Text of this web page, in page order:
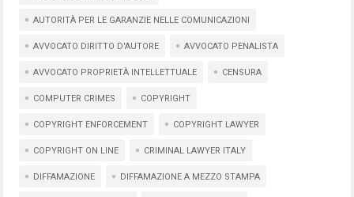
AUTORITÀ PER LE GARANZIE NELLE COMUNICAZIONI
AVVOCATO DIRITTO D'AUTORE AVVOCATO PENALISTA
AVVOCATO PROPRIETÀ INTELLETTUALE CENSURA
COMPUTER CRIMES COPYRIGHT
COPYRIGHT ENFORCEMENT COPYRIGHT LAWYER
COPYRIGHT ON LINE CRIMINAL LAWYER ITALY
DIFFAMAZIONE DIFFAMAZIONE A MEZZO STAMPA